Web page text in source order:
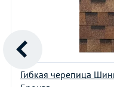
Гибкая черепица